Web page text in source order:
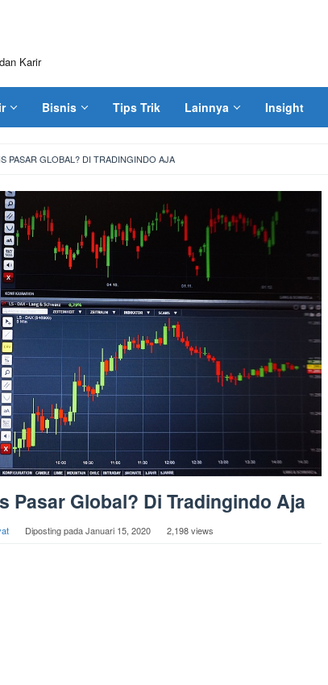
Karir
Bisnis Tips Trik Lainnya Insight
PASAR GLOBAL? DI TRADINGINDO AJA
Pasar Global? Di Tradingindo Aja
Diposting padaJanuari 15, 2020 2,198 views